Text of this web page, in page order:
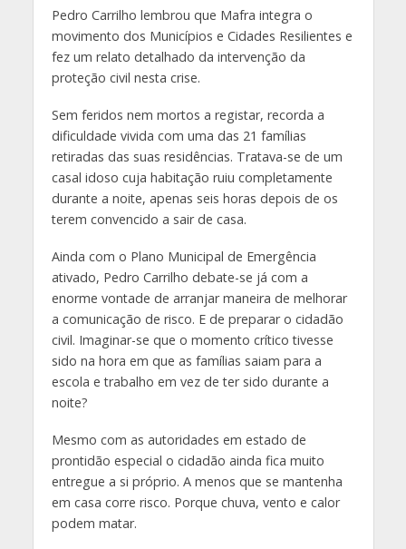
Pedro Carrilho lembrou que Mafra integra o
movimento dos Municípios e Cidades Resilientes e
fez um relato detalhado da intervenção da
proteção civil nesta crise.
Sem feridos nem mortos a registar, recorda a
dificuldade vivida com uma das 21 famílias
retiradas das suas residências. Tratava-se de um
casal idoso cuja habitação ruiu completamente
durante a noite, apenas seis horas depois de os
terem convencido a sair de casa.
Ainda com o Plano Municipal de Emergência
ativado, Pedro Carrilho debate-se já com a
enorme vontade de arranjar maneira de melhorar
a comunicação de risco. E de preparar o cidadão
civil. Imaginar-se que o momento crítico tivesse
sido na hora em que as famílias saiam para a
escola e trabalho em vez de ter sido durante a
noite?
Mesmo com as autoridades em estado de
prontidão especial o cidadão ainda fica muito
entregue a si próprio. A menos que se mantenha
em casa corre risco. Porque chuva, vento e calor
podem matar.